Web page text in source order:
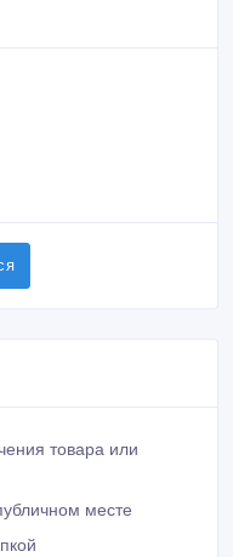
товара или
месте